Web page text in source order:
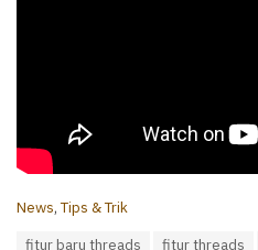
C
News,Tips & Trik
fitur baru threads fitur threads